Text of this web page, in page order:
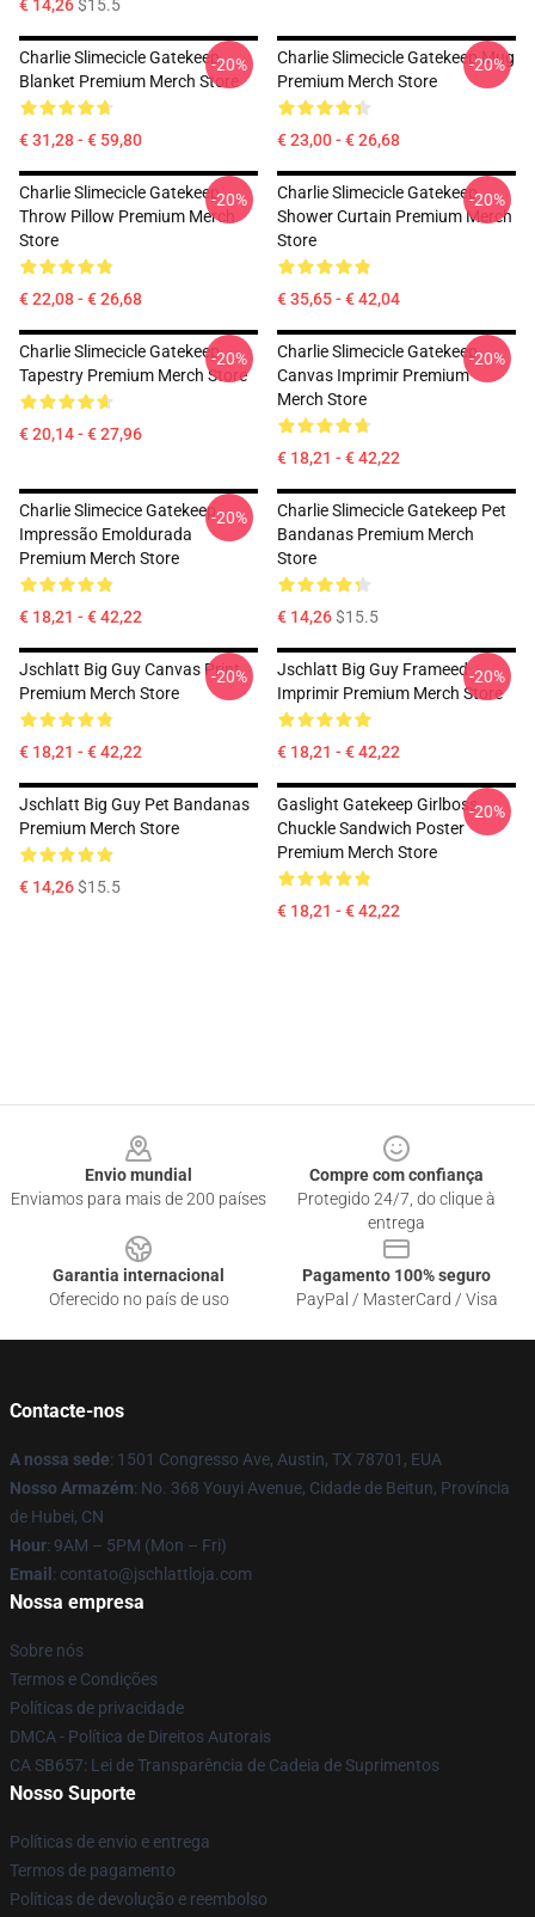
€ 14,26$15.5
Charlie Slimecicle Gatekeep
Blanket Premium Merch Store
€ 31,28 - € 59,80
-20%
Charlie Slimecicle Gatekeep Mug
Premium Merch Store
€ 23,00 - € 26,68
-20%
Charlie Slimecicle Gatekeep
Throw Pillow Premium Merch
Store
€ 22,08 - € 26,68
-20%
Charlie Slimecicle Gatekeep
Shower Curtain Premium Merch
Store
€ 35,65 - € 42,04
-20%
Charlie Slimecicle Gatekeep
Tapestry Premium Merch Store
€ 20,14 - € 27,96
-20%
Charlie Slimecicle Gatekeep
Canvas Imprimir Premium
Merch Store
€ 18,21 - € 42,22
-20%
Charlie Slimecice Gatekeep
Impressão Emoldurada
Premium Merch Store
€ 18,21 - € 42,22
-20%
Charlie Slimecicle Gatekeep Pet
Bandanas Premium Merch
Store
€ 14,26$15.5
Jschlatt Big Guy Canvas Print
Premium Merch Store
€ 18,21 - € 42,22
-20%
Jschlatt Big Guy Frameed
Imprimir Premium Merch Store
€ 18,21 - € 42,22
-20%
Jschlatt Big Guy Pet Bandanas
Premium Merch Store
€ 14,26$15.5
Gaslight Gatekeep Girlboss
Chuckle Sandwich Poster
Premium Merch Store
€ 18,21 - € 42,22
-20%
Envio mundial
Enviamos para mais de 200 países
Compre com confiança
Protegido 24/7, do clique à
entrega
Garantia internacional
Oferecido no país de uso
Pagamento 100% seguro
PayPal / MasterCard / Visa
Contacte-nos
A nossa sede: 1501 Congresso Ave, Austin, TX 78701, EUA
Nosso Armazém: No. 368 Youyi Avenue, Cidade de Beitun, Província
de Hubei, CN
Hour: 9AM – 5PM (Mon – Fri)
Email : contato@jschlattloja.com
Nossa empresa
Sobre nós
Termos e Condições
Políticas de privacidade
DMCA - Política de Direitos Autorais
CA SB657: Lei de Transparência de Cadeia de Suprimentos
Nosso Suporte
Políticas de envio e entrega
Termos de pagamento
Políticas de devolução e reembolso